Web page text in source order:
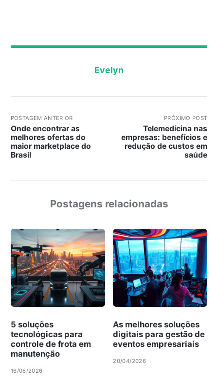
Evelyn
POSTAGEM ANTERIOR
Onde encontrar as
melhores ofertas do
maior marketplace do
Brasil
PRÓXIMO POST
Telemedicina nas
empresas: benefícios e
redução de custos em
saúde
Postagens relacionadas
5 soluções
tecnológicas para
controle de frota em
manutenção
16/06/2026
As melhores soluções
digitais para gestão de
eventos empresariais
20/04/2026